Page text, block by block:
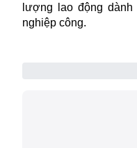
lượng lao động
nghiệp công.